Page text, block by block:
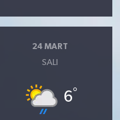
24 MART
SALI
6°